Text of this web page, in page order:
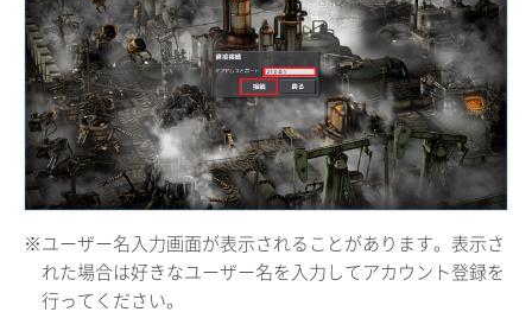
※ユーザー名入力画面が表示されることがあります。表示さ
れた場合は好きなユーザー名を入力してアカウント登録を
行ってください。